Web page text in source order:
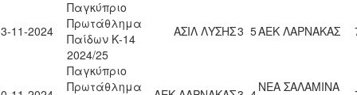
11-2024
Παγκύπριο
Πρωτάθλημα
Παίδων Κ-14
2024/25
ΑΣΙΛ ΛΥΣΗΣ3 5ΑΕΚ ΛΑΡΝΑΚΑΣ
Παγκύπριο
Πρωτάθλημα
ΝΕΑ ΣΑΛΑΜΙΝΑ